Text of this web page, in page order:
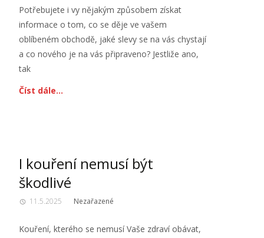
Potřebujete i vy nějakým způsobem získat
informace o tom, co se děje ve vašem
oblíbeném obchodě, jaké slevy se na vás chystají
a co nového je na vás připraveno? Jestliže ano,
tak
Číst dále…
I kouření nemusí být
škodlivé
11.5.2025 Nezařazené
Kouření, kterého se nemusí Vaše zdraví obávat,